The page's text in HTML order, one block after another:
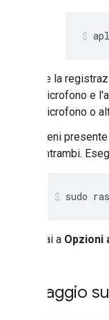
Se la
microfono e
microfono o
Tieni
entrambi.
sudo
Vai a Opzioni
Passaggio